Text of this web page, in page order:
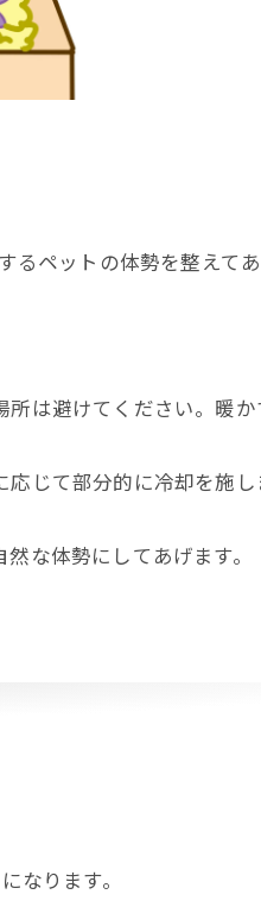
ペットの体勢を整えてあ
は避けてください。暖
じて部分的に冷却を施し
な体勢にしてあげます。
なります。